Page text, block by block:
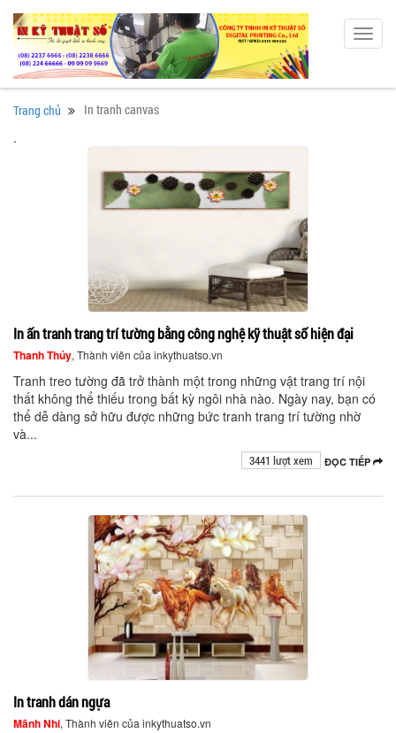
Trang chủ In tranh canvas
.
In ấn tranh trang trí tường bằng công nghệ kỹ thuật số hiện đại
Thanh Thúy, Thành viên của inkythuatso.vn
Tranh treo tường đã trở thành một trong những vật trang trí nội
thất không thể thiếu trong bất kỳ ngôi nhà nào. Ngày nay, bạn có
thể dễ dàng sở hữu được những bức tranh trang trí tường nhờ
và...
ĐỌC TIẾP
3441 lượt xem
In tranh dán ngựa
Mãnh Nhi, Thành viên của inkythuatso.vn